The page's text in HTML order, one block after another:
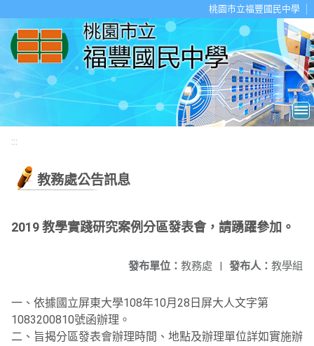
桃園市立福豐國民中學
:::
教務處公告訊息
2019 教學實踐研究案例分區發表會，請踴躍參加。
發布人： 教學組
發布單位： 教務處 |
一、依據國立屏東大學108年10月28日屏大人文字第
1083200810號函辦理。
二、旨揭分區發表會辦理時間、地點及辦理單位詳如實施辦